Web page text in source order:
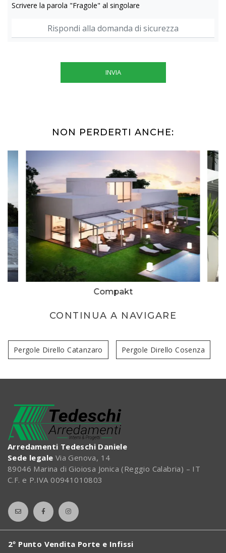
Scrivere la parola "Fragole" al singolare
INVIA
NON PERDERTI ANCHE:
Compakt
CONTINUA A NAVIGARE
Pergole Dirello Catanzaro Pergole Dirello Cosenza
Arredamenti Tedeschi Daniele
Sede legale Via Genova, 14
89046 Marina di Gioiosa Jonica (Reggio Calabria) – IT
C.F. e P.IVA 00941010803
2º Punto Vendita Porte e Infissi